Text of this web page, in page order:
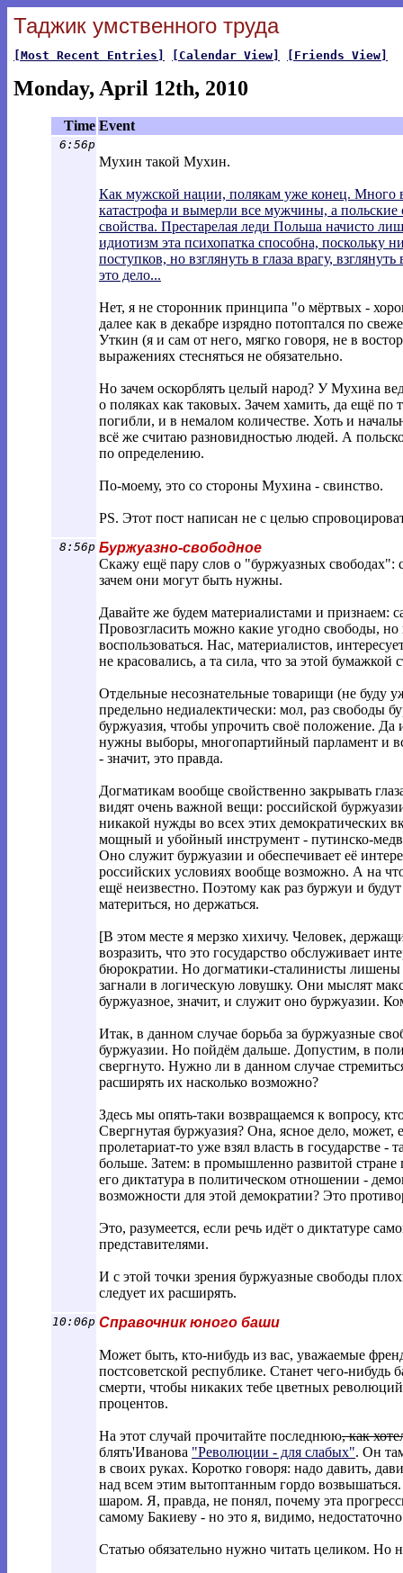
Таджик умственного труда
[Most Recent Entries] [Calendar View] [Friends View]
Monday, April 12th, 2010
Time Event
6:56p
Мухин такой Мухин.
Как мужской нации, полякам уже конец. Много
катастрофа и вымерли все мужчины, а
свойства. Престарелая леди Польша начисто
идиотизм эта психопатка способна, поскольку
поступков, но взглянуть в глаза врагу,
это дело...
Нет, я не сторонник принципа "о мёртвых -
далее как в декабре изрядно потоптался по
Уткин (я и сам от него, мягко говоря, не в
выражениях стесняться не обязательно.
Но зачем оскорблять целый народ? У Мухина
о поляках как таковых. Зачем хамить, да ещё
погибли, и в немалом количестве. Хоть и
всё же считаю разновидностью людей. А
по определению.
По-моему, это со стороны Мухина - свинство.
PS. Этот пост написан не с целью
8:56p Буржуазно-свободное
Скажу ещё пару слов о "буржуазных свободах":
зачем они могут быть нужны.
Давайте же будем материалистами и признаем:
Провозгласить можно какие угодно свободы,
воспользоваться. Нас, материалистов,
не красовались, а та сила, что за этой бумажкой
Отдельные несознательные товарищи (не буду
предельно недиалектически: мол, раз свободы
буржуазия, чтобы упрочить своё положение. Да
нужны выборы, многопартийный парламент и
- значит, это правда.
Догматикам вообще свойственно закрывать
видят очень важной вещи: российской
никакой нужды во всех этих демократических
мощный и убойный инструмент - путинско-
Оно служит буржуазии и обеспечивает её
российских условиях вообще возможно. А на
ещё неизвестно. Поэтому как раз буржуи и
материться, но держаться.
[В этом месте я мерзко хихичу. Человек,
возразить, что это государство обслуживает
бюрократии. Но догматики-сталинисты лишены
загнали в логическую ловушку. Они мыслят
буржуазное, значит, и служит оно буржуазии.
Итак, в данном случае борьба за буржуазные
буржуазии. Но пойдём дальше. Допустим, в
свергнуто. Нужно ли в данном случае
расширять их насколько возможно?
Здесь мы опять-таки возвращаемся к вопросу,
Свергнутая буржуазия? Она, ясное дело,
пролетариат-то уже взял власть в государстве -
больше. Затем: в промышленно развитой стране
его диктатура в политическом отношении -
возможности для этой демократии? Это
Это, разумеется, если речь идёт о диктатуре
представителями.
И с этой точки зрения буржуазные свободы
следует их расширять.
10:06p Справочник юного баши
Может быть, кто-нибудь из вас, уважаемые
постсоветской республике. Станет чего-нибудь
смерти, чтобы никаких тебе цветных
процентов.
На этот случай прочитайте последнюю, как
блять'Иванова "Революции - для слабых". Он
в своих руках. Коротко говоря: надо давить,
над всем этим вытоптанным гордо
шаром. Я, правда, не понял, почему эта
самому Бакиеву - но это я, видимо,
Статью обязательно нужно читать целиком. Но